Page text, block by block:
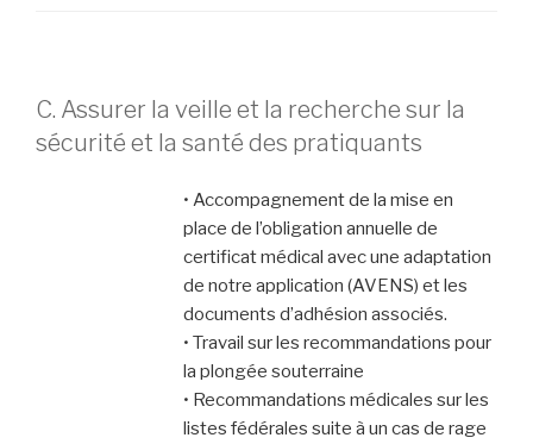
C. Assurer la veille et la recherche sur la
sécurité et la santé des pratiquants
• Accompagnement de la mise en
place de l’obligation annuelle de
certificat médical avec une adaptation
de notre application (AVENS) et les
documents d’adhésion associés.
• Travail sur les recommandations pour
la plongée souterraine
• Recommandations médicales sur les
listes fédérales suite à un cas de rage